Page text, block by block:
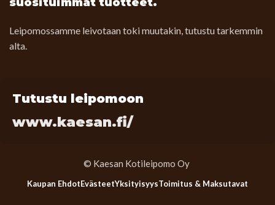
Leipomossamme leivotaan toki muutakin, tutustu tarkemmin
alta.
Tutustu leipomoon
www.kaesan.fi/
© Kaesan Kotileipomo Oy
Kaupan EhdotEvästeetYksityisyysToimitus & Maksutavat